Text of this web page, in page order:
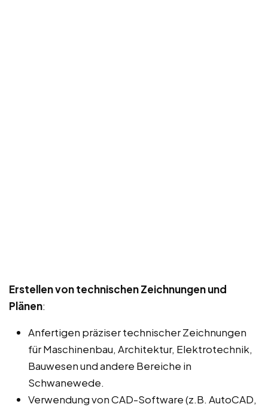
Erstellen von technischen Zeichnungen und
Plänen:
Anfertigen präziser technischer Zeichnungen
für Maschinenbau, Architektur, Elektrotechnik,
Bauwesen und andere Bereiche in
Schwanewede.
Verwendung von CAD-Software (z.B. AutoCAD,